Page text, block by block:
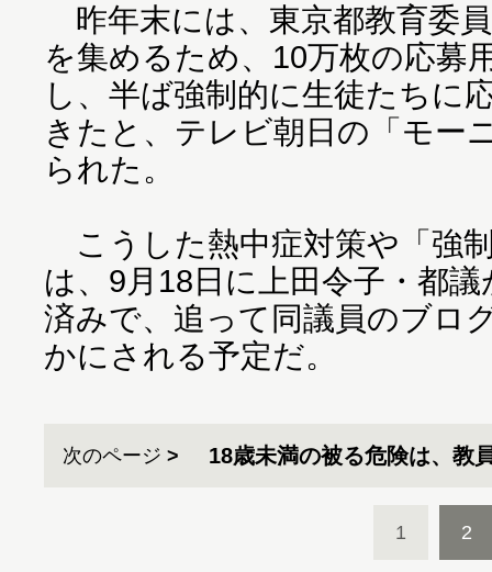
昨年末には、東京都教育委
を集めるため、10万枚の応募
し、半ば強制的に生徒たちに
きたと、テレビ朝日の「モー
られた。
こうした熱中症対策や「強
は、9月18日に上田令子・都
済みで、追って同議員のブロ
かにされる予定だ。
次のページ 18歳未満の被る危険は、教
1 2